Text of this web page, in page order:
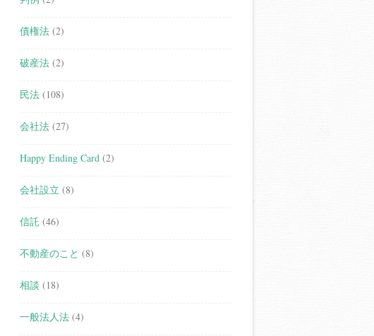
債権法 (2)
破産法 (2)
民法 (108)
会社法 (27)
Happy Ending Card (2)
会社設立 (8)
信託 (46)
不動産のこと (8)
相談 (18)
一般法人法 (4)